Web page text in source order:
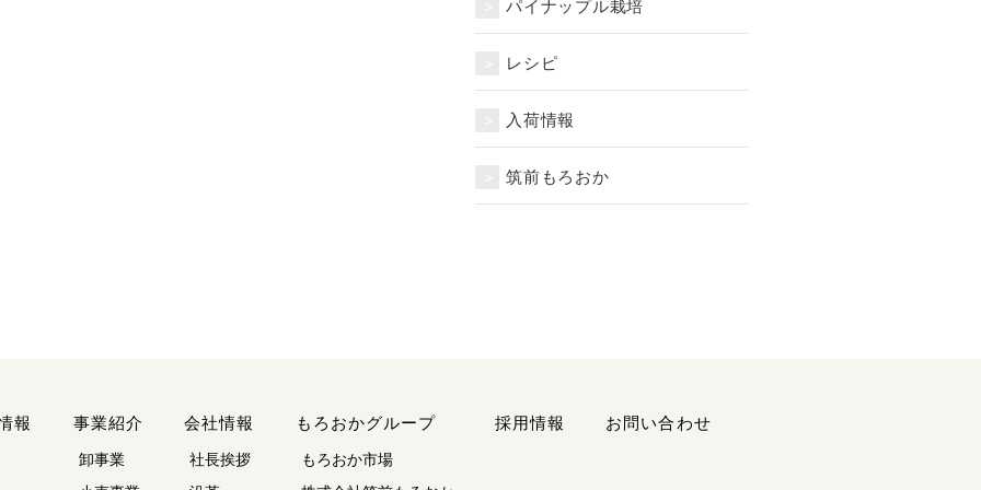
パイナップル栽培
レシピ
入荷情報
筑前もろおか
報 事業紹介
卸事業
会社情報
社長挨拶
もろおかグループ
もろおか市場
採用情報 お問い合わせ